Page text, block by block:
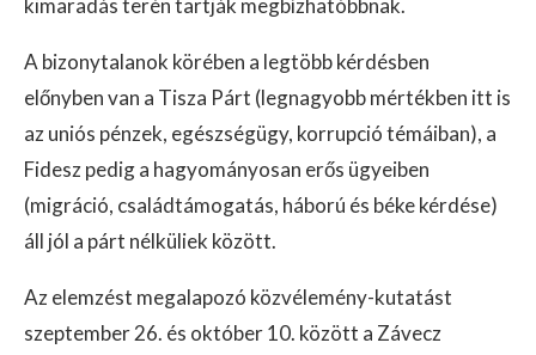
kimaradás terén tartják megbízhatóbbnak.
A bizonytalanok körében a legtöbb kérdésben
előnyben van a Tisza Párt (legnagyobb mértékben itt is
az uniós pénzek, egészségügy, korrupció témáiban), a
Fidesz pedig a hagyományosan erős ügyeiben
(migráció, családtámogatás, háború és béke kérdése)
áll jól a párt nélküliek között.
Az elemzést megalapozó közvélemény-kutatást
szeptember 26. és október 10. között a Závecz